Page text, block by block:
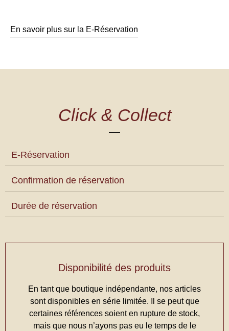
En savoir plus sur la E-Réservation
Click & Collect
E-Réservation
Confirmation de réservation
Durée de réservation
Disponibilité des produits
En tant que boutique indépendante, nos articles
sont disponibles en série limitée. Il se peut que
certaines références soient en rupture de stock,
mais que nous n’ayons pas eu le temps de le